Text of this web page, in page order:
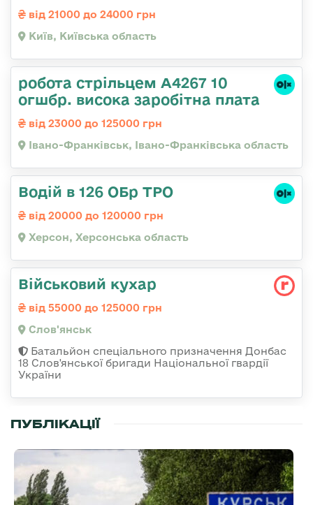
від 21000 до 24000 грн
Київ, Київська область
робота стрільцем А4267 10
огшбр. висока заробітна плата
від 23000 до 125000 грн
Івано-Франківськ, Івано-Франківська область
Водій в 126 ОБр ТРО
від 20000 до 120000 грн
Херсон, Херсонська область
Військовий кухар
від 55000 до 125000 грн
Слов'янськ
Батальйон спеціального призначення Донбас
18 Слов'янської бригади Національної гвардії
України
ПУБЛІКАЦІЇ